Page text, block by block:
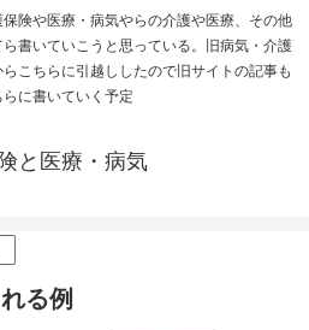
険や医療・病気やらの介護や医療、その他
書いていこうと思っている。旧病気・介護
こちらに引越ししたので旧サイトの記事も
らに書いていく予定
と医療・病気
る例